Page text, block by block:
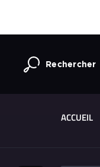
Rechercher
ACCUEIL